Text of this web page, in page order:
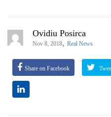
Ovidiu Posirca
Nov 8, 2018, Real News
Share on Facebook